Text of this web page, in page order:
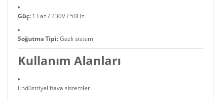
Güç: 1 Faz / 230V / 50Hz
Soğutma Tipi:Gazlı sistem
Kullanım Alanları
Endüstriyel hava sistemleri